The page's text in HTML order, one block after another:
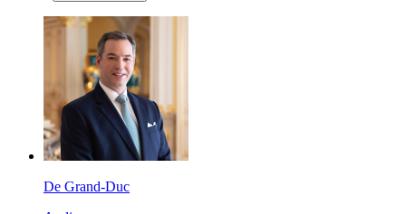
De Grand-Duc